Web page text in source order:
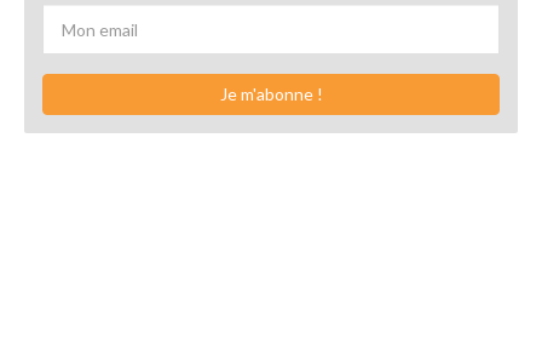
Je m'abonne !